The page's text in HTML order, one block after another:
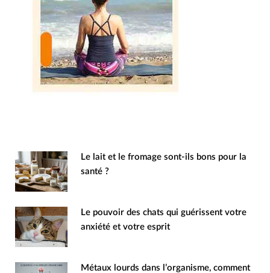
Le lait et le fromage sont-ils bons pour la
santé ?
Le pouvoir des chats qui guérissent votre
anxiété et votre esprit
Métaux lourds dans l’organisme, comment